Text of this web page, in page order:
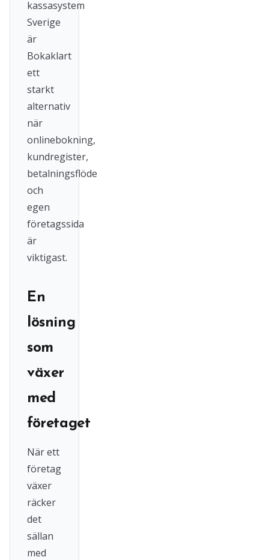
kassasystem
Sverige
är
Bokaklart
ett
starkt
alternativ
när
onlinebokning,
kundregister,
betalningsflöde
och
egen
företagssida
är
viktigast.
En
lösning
som
växer
med
företaget
När ett
företag
växer
räcker
det
sällan
med